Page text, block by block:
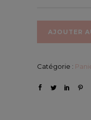
AJOUTER
Catégorie :